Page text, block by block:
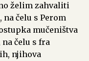
želim zahvaliti
čelu s Perom
mučeništva
na čelu s fra
njihova